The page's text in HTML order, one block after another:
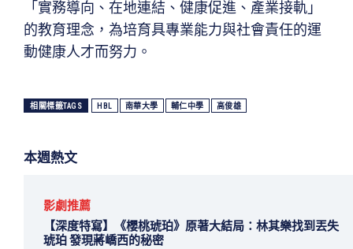
「實務導向、在地連結、健康促進、產業接軌」
的教育理念，為培育具專業能力與社會責任的運
動健康人才而努力。
相關標籤TAGS HBL 南華大學 輔仁中學 高俊雄
本週熱文
影劇推薦
【深度特寫】《櫻桃琥珀》原著大結局：林其樂找到丟失
琥珀 發現蔣嶠西的秘密